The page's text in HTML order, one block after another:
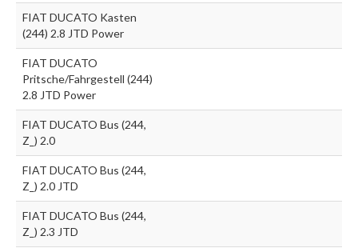
FIAT DUCATO Kasten
(244) 2.8 JTD Power
FIAT DUCATO
Pritsche/Fahrgestell (244)
2.8 JTD Power
FIAT DUCATO Bus (244,
Z_) 2.0
FIAT DUCATO Bus (244,
Z_) 2.0 JTD
FIAT DUCATO Bus (244,
Z_) 2.3 JTD